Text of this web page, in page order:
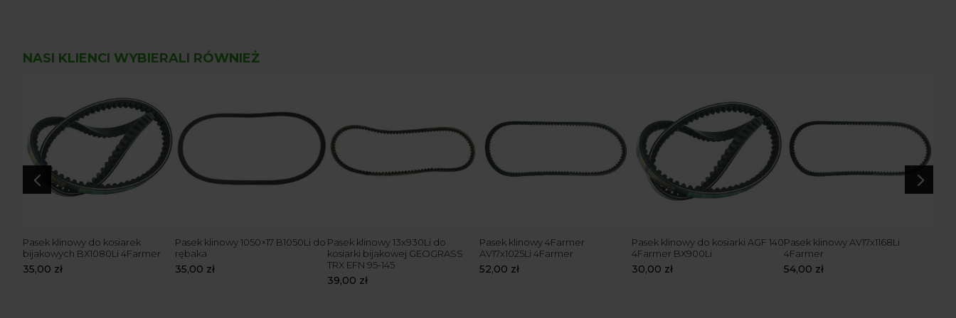
NASI KLIENCI WYBIERALI RÓWNIEŻ
4
Pasek klinowy do kosiarek
bijakowych BX1080Li 4Farmer
35,00 zł
Pasek klinowy 1050×17 B1050Li do
rębaka
35,00 zł
Pasek klinowy 13x930Li do
kosiarki bijakowej GEOGRASS
TRX EFN 95-145
39,00 zł
Pasek klinowy 4Farmer
AV17x1025Li 4Farmer
52,00 zł
Pasek klinowy do kosiarki AGF 140
4Farmer BX900Li
30,00 zł
Pasek klinowy AV17x1168Li
4Farmer
54,00 zł
5